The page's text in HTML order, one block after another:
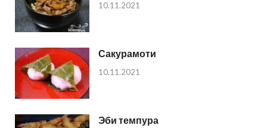
10.11.2021
Сакурамоти
10.11.2021
Эби темпура